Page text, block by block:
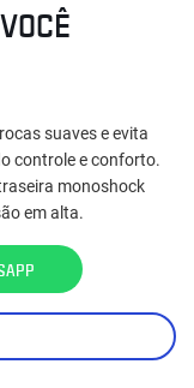
suaves e evita
controle e conforto.
monoshock
em alta.